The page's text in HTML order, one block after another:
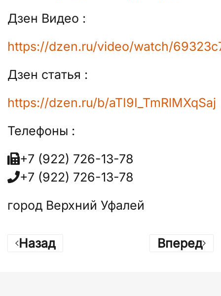
Дзен Видео :
https://dzen.ru/video/watch/
Дзен статья :
https://dzen.ru/b/aTI9I_TmRlMXqSaj
Телефоны :
+7 (922) 726-13-78
+7 (922) 726-13-78
город Верхний Уфалей
Назад Вперед